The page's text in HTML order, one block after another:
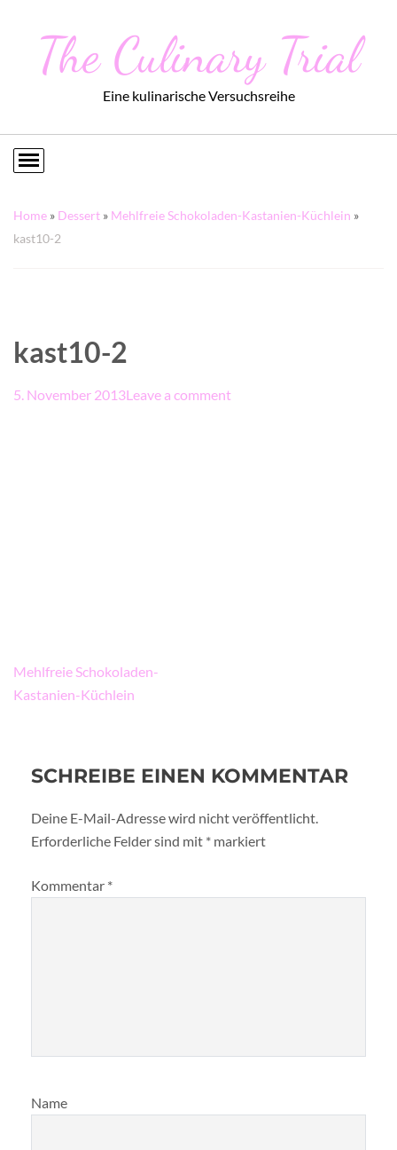
The Culinary Trial
Eine kulinarische Versuchsreihe
Home » Dessert » Mehlfreie Schokoladen-Kastanien-Küchlein »
kast10-2
kast10-2
5. November 2013Leave a comment
Beitragsnavigation
Mehlfreie Schokoladen-
Kastanien-Küchlein
SCHREIBE EINEN KOMMENTAR
Deine E-Mail-Adresse wird nicht veröffentlicht.
Erforderliche Felder sind mit * markiert
Kommentar *
Name